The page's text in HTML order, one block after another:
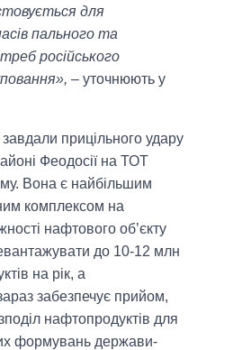
для
пального та
російського
– уточнюють у
прицільного удару
Феодосії на ТОТ
Вона є найбільшим
комплексом на
нафтового об’єкту
до 10-12 млн
на рік, а
забезпечує прийом,
нафтопродуктів для
формувань держави-